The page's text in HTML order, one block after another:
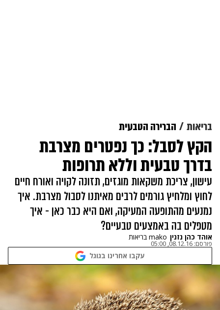
בריאות הברירה הטבעית
הקץ לסבל: כך נפטרים מצרבת
בדרך טבעית וללא תרופות
עישון, צריכת משקאות מוגזים, תזונה לקויה ואורח חיים
לחוץ ומלחיץ גורמים לרבים מאיתנו לסבול מצרבת. איך
נמנעים מהתופעה המעיקה, ואם היא כבר כאן - איך
מטפלים בה באמצעים טבעיים?
אוהד כהן נזנין mako בריאות
פורסם: 08.12.16, 05:00
עקבו אחרינו בגוגל